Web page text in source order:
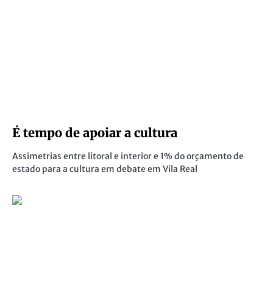
É tempo de apoiar a cultura
Assimetrias entre litoral e interior e 1% do orçamento de
estado para a cultura em debate em Vila Real